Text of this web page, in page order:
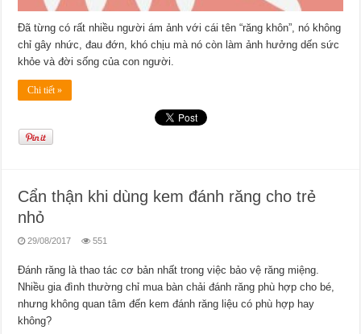
Đã từng có rất nhiều người ám ảnh với cái tên “răng khôn”, nó không
chỉ gây nhức, đau đớn, khó chịu mà nó còn làm ảnh hưởng dến sức
khỏe và đời sống của con người.
Chi tiết »
Cẩn thận khi dùng kem đánh răng cho trẻ
nhỏ
29/08/2017 551
Đánh răng là thao tác cơ bản nhất trong việc bảo vệ răng miệng.
Nhiều gia đình thường chỉ mua bàn chải đánh răng phù hợp cho bé,
nhưng không quan tâm đến kem đánh răng liệu có phù hợp hay
không?